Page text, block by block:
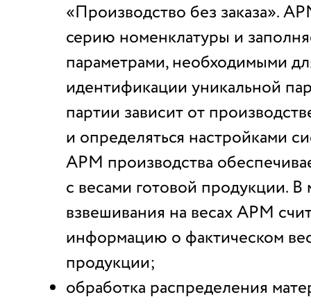
«Производство без заказа».
серию номенклатуры и
параметрами, необходимыми
идентификации уникальной
партии зависит от
и определяться настройками
АРМ производства
с весами готовой продукции.
взвешивания на весах АРМ
информацию о фактическом
продукции;
обработка распределения